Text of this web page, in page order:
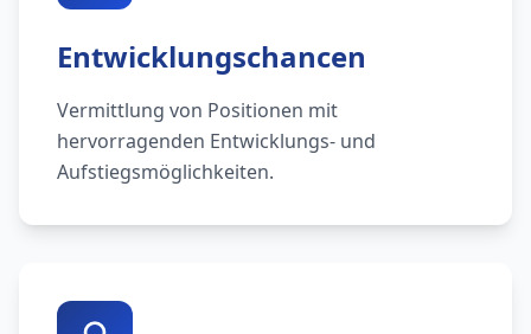
Entwicklungschancen
Vermittlung von Positionen mit
hervorragenden Entwicklungs- und
Aufstiegsmöglichkeiten.